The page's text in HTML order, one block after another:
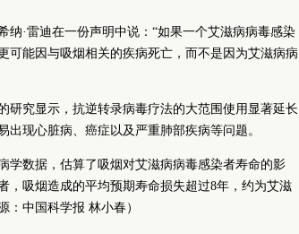
·雷迪在一份声明中说：“如果一个艾滋病病毒感染
可能因与吸烟相关的疾病死亡，而不是因为艾滋病病
研究显示，抗逆转录病毒疗法的大范围使用显著延长
现心脏病、癌症以及严重肺部疾病等问题。
学数据，估算了吸烟对艾滋病病毒感染者寿命的影
，吸烟造成的平均预期寿命损失超过8年，约为艾滋
：中国科学报 林小春）